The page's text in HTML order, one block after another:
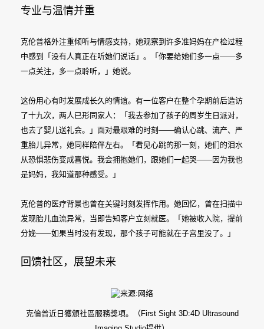
专业与温情并重
克伦普格外注重倾听与情感支持，她观察到许多准妈妈在产检过程
中感到「没有人真正在听她们说话」。「你要给她们多一点——多
一点关注，多一点聆听，」她说。
这份用心有时发展成长久的情谊。有一位客户在整个孕期前后造访
了十九次，两人已形同家人：「我去参加了孩子的周岁生日派对，
也去了婴儿送礼会。」面对最艰难的时刻——确认心跳、流产、严
重胎儿异常，她同样陪伴左右。「看见心跳的那一刻，她们的泪水
从恐惧悲伤变成喜悦。我会拥抱她们，跟她们一起哭——因为我也
是妈妈，我知道那种感受。」
克伦普的医疗背景也曾在关键时刻发挥作用。她回忆，曾在扫描中
发现胎儿血流异常，当即告知客户立刻就医。「她被收入院，提前
分娩——如果当时没有发现，那个孩子可能就在子宫里没了。」
回馈社区，展望未来
克倫普近日獲頒社區服務獎項。（First Sight 3D:4D Ultrasound